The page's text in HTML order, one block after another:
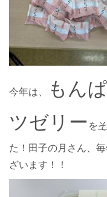
今年は、 もん
ツゼリー を
た！田子の月さん、
ざいます！！